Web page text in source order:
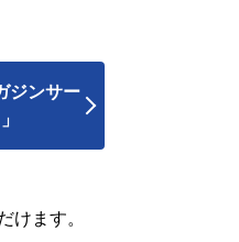
ジンサー
けます。